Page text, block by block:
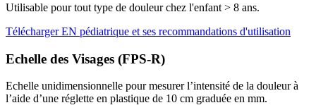
Utilisable pour tout type de douleur chez l'enfant > 8 ans.
Télécharger EN pédiatrique et ses recommandations d'utilisation
Echelle des Visages (FPS-R)
Echelle unidimensionnelle pour mesurer l’intensité de la douleur à
l’aide d’une réglette en plastique de 10 cm graduée en mm.